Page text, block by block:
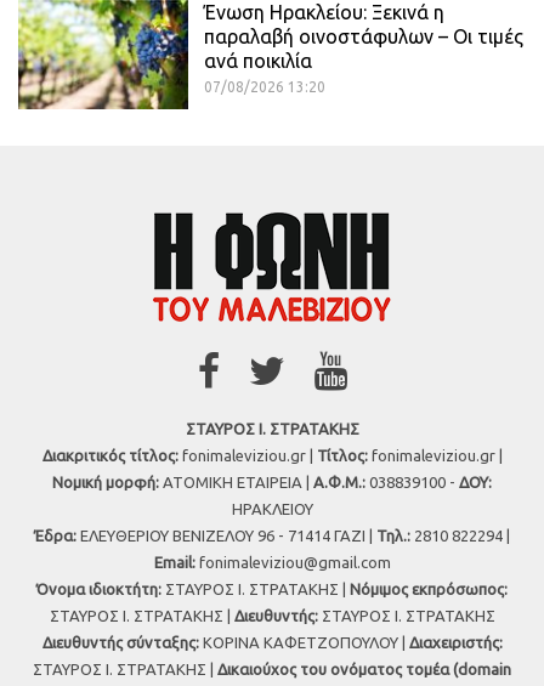
Ένωση Ηρακλείου: Ξεκινά η
παραλαβή οινοστάφυλων – Οι τιμές
ανά ποικιλία
07/08/2026 13:20
ΣΤΑΥΡΟΣ Ι. ΣΤΡΑΤΑΚΗΣ
Διακριτικός τίτλος:fonimaleviziou.gr | Τίτλος:fonimaleviziou.gr |
Νομική μορφή: ΑΤΟΜΙΚΗ ΕΤΑΙΡΕΙΑ | Α.Φ.Μ.: 038839100 - ΔΟΥ:
ΗΡΑΚΛΕΙΟΥ
Έδρα: ΕΛΕΥΘΕΡΙΟΥ ΒΕΝΙΖΕΛΟΥ 96 - 71414 ΓΑΖΙ | Τηλ.: 2810 822294 |
Εmail: fonimaleviziou@gmail.com
Όνομα ιδιοκτήτη: ΣΤΑΥΡΟΣ Ι. ΣΤΡΑΤΑΚΗΣ | Νόμιμος εκπρόσωπος:
ΣΤΑΥΡΟΣ Ι. ΣΤΡΑΤΑΚΗΣ | Διευθυντής:ΣΤΑΥΡΟΣ Ι. ΣΤΡΑΤΑΚΗΣ
Διευθυντής σύνταξης:ΚΟΡΙΝΑ ΚΑΦΕΤΖΟΠΟΥΛΟΥ | Διαχειριστής:
ΣΤΑΥΡΟΣ Ι. ΣΤΡΑΤΑΚΗΣ | Δικαιούχος του ονόματος τομέα (domain